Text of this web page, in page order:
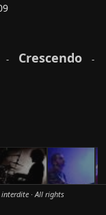
- Crescendo -
· All rights